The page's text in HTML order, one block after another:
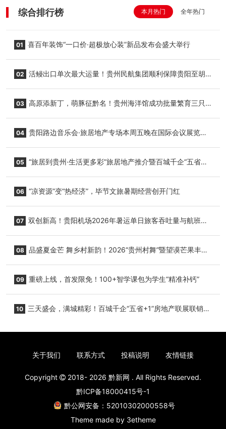
综合排行榜 本月热门 全年热门
01 喜百年装饰“一口价·超极放心装”新品发布会盛大举行
02 活鳗出口单次最大运量！贵州民航集团顺利保障贵阳至胡
03 高原添新丁，萌豚征黔名！贵州海洋馆成功批量繁育三只
04 贵阳路边音乐会·旅居地产专场本周五晚在国际会议展览中
05 “旅居到贵州·生活更多彩”旅居地产推介暨百城千企“五省
06 “凉资源”变“热经济”，毕节文旅暑期经营创开门红
07 双创新高！贵阳机场2026年暑运单日旅客吞吐量与航班起
08 品盛夏金芒 舞乡村新韵！2026“贵州村舞”暨望谟芒果丰收
09 重磅上线，首发限免！100+智学课包为学生“精准补钙”
10 三天盛会，满城精彩！百城千企“五省+1”房地产联展联销活
关于我们 联系方式 投稿说明 友情链接
Copyright 2018- 2026 黔新网 . All Rights Reserved.
黔ICP备18000415号-1
黔公网安备：52010302000558号
Theme made by 3etheme